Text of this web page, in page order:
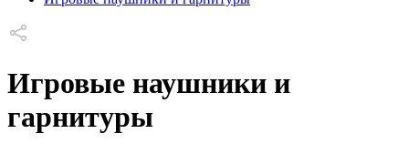
Игровые наушники и
гарнитуры